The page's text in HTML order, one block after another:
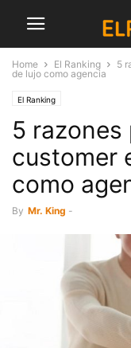
Home El Ranking
5
de lujo como agencia
El Ranking
5 razones
customer
como
By Mr. King -